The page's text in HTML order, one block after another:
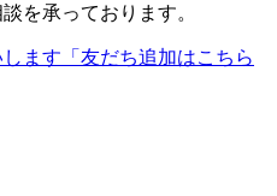
を承っております。